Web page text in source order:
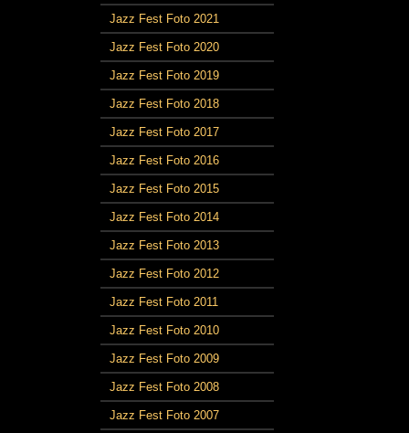
Jazz Fest Foto 2021
Jazz Fest Foto 2020
Jazz Fest Foto 2019
Jazz Fest Foto 2018
Jazz Fest Foto 2017
Jazz Fest Foto 2016
Jazz Fest Foto 2015
Jazz Fest Foto 2014
Jazz Fest Foto 2013
Jazz Fest Foto 2012
Jazz Fest Foto 2011
Jazz Fest Foto 2010
Jazz Fest Foto 2009
Jazz Fest Foto 2008
Jazz Fest Foto 2007